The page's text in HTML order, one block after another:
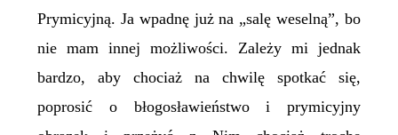
Prymicyjną. Ja wpadnę już na „salę weselną”, bo
nie mam innej możliwości. Zależy mi jednak
bardzo, aby chociaż na chwilę spotkać się,
poprosić o błogosławieństwo i prymicyjny